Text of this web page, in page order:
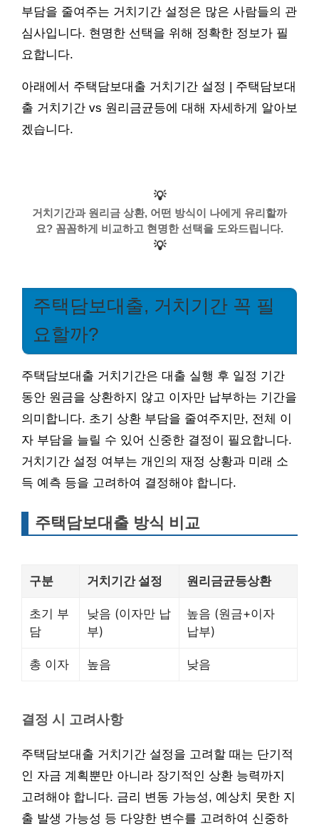
부담을 줄여주는 거치기간 설정은 많은 사람들의 관
심사입니다. 현명한 선택을 위해 정확한 정보가 필
요합니다.
아래에서 주택담보대출 거치기간 설정 | 주택담보대
출 거치기간 vs 원리금균등에 대해 자세하게 알아보
겠습니다.
💡
거치기간과 원리금 상환, 어떤 방식이 나에게 유리할까
요? 꼼꼼하게 비교하고 현명한 선택을 도와드립니다.
💡
주택담보대출, 거치기간 꼭 필
요할까?
주택담보대출 거치기간은 대출 실행 후 일정 기간
동안 원금을 상환하지 않고 이자만 납부하는 기간을
의미합니다. 초기 상환 부담을 줄여주지만, 전체 이
자 부담을 늘릴 수 있어 신중한 결정이 필요합니다.
거치기간 설정 여부는 개인의 재정 상황과 미래 소
득 예측 등을 고려하여 결정해야 합니다.
주택담보대출 방식 비교
구분 거치기간 설정 원리금균등상환
초기 부
담
낮음 (이자만 납
부)
높음 (원금+이자
납부)
총 이자 높음 낮음
결정 시 고려사항
주택담보대출 거치기간 설정을 고려할 때는 단기적
인 자금 계획뿐만 아니라 장기적인 상환 능력까지
고려해야 합니다. 금리 변동 가능성, 예상치 못한 지
출 발생 가능성 등 다양한 변수를 고려하여 신중하